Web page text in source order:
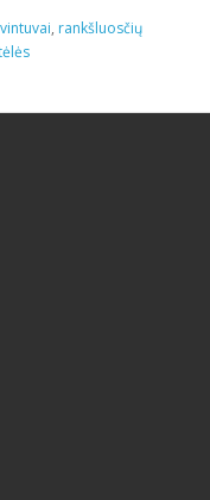
, rankšluosčių